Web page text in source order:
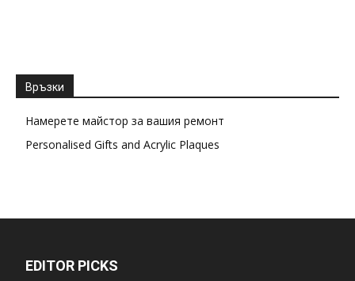
Връзки
Намерете майстор за вашия ремонт
Personalised Gifts and Acrylic Plaques
EDITOR PICKS